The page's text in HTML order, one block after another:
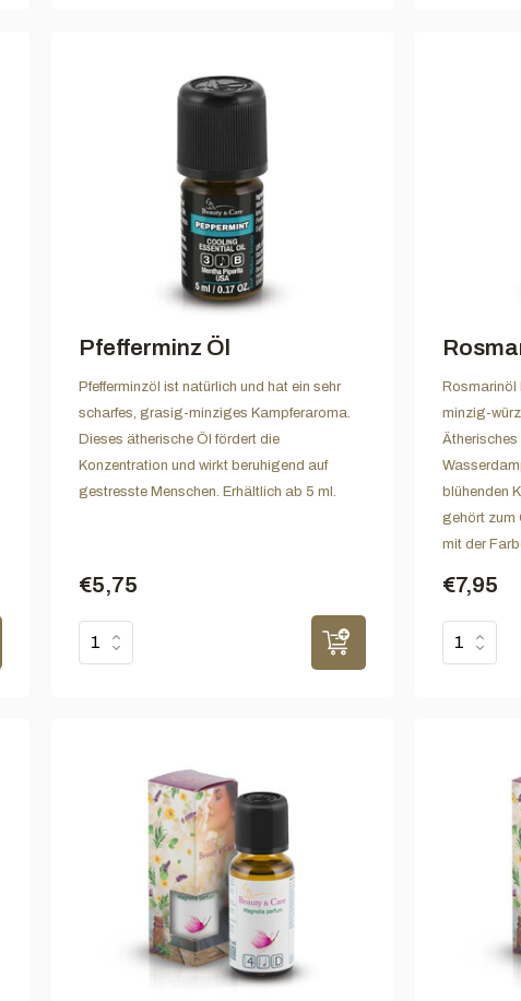
Pfefferminz Öl
Pfefferminzöl ist natürlich und hat ein sehr
scharfes, grasig-minziges Kampferaroma.
Dieses ätherische Öl fördert die
Konzentration und wirkt beruhigend auf
gestresste Menschen. Erhältlich ab 5 ml.
€5,75
Rosmarinöl
minzig-
Ätherisches
blühenden
gehört zum
mit der
€7,95